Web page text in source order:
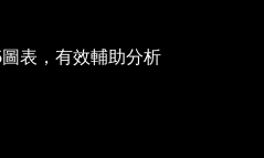
表，有效輔助分析